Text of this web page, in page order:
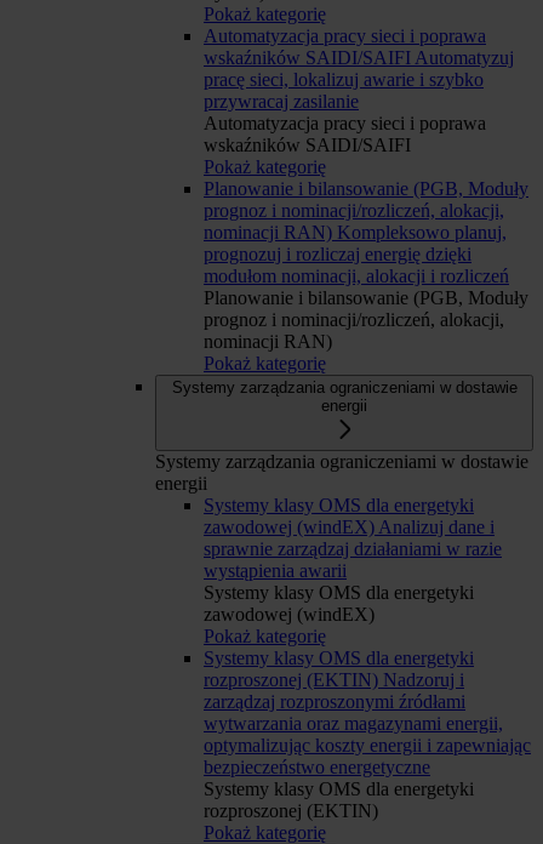
Pokaż kategorię
Automatyzacja pracy sieci i poprawa
wskaźników SAIDI/SAIFI Automatyzuj
pracę sieci, lokalizuj awarie i szybko
przywracaj zasilanie
Automatyzacja pracy sieci i poprawa
wskaźników SAIDI/SAIFI
Pokaż kategorię
Planowanie i bilansowanie (PGB, Moduły
prognoz i nominacji/rozliczeń, alokacji,
nominacji RAN) Kompleksowo planuj,
prognozuj i rozliczaj energię dzięki
modułom nominacji, alokacji i rozliczeń
Planowanie i bilansowanie (PGB, Moduły
prognoz i nominacji/rozliczeń, alokacji,
nominacji RAN)
Pokaż kategorię
Systemy zarządzania ograniczeniami w dostawie
energii
Systemy zarządzania ograniczeniami w dostawie
energii
Systemy klasy OMS dla energetyki
zawodowej (windEX) Analizuj dane i
sprawnie zarządzaj działaniami w razie
wystąpienia awarii
Systemy klasy OMS dla energetyki
zawodowej (windEX)
Pokaż kategorię
Systemy klasy OMS dla energetyki
rozproszonej (EKTIN) Nadzoruj i
zarządzaj rozproszonymi źródłami
wytwarzania oraz magazynami energii,
optymalizując koszty energii i zapewniając
bezpieczeństwo energetyczne
Systemy klasy OMS dla energetyki
rozproszonej (EKTIN)
Pokaż kategorię